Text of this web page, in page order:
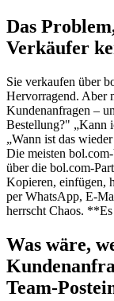
Das
Verkäufer
Sie verkaufen über
Hervorragend. Aber
Kundenanfragen –
Bestellung?" „Kann
„Wann ist das
Die meisten
über die bol.com-
Kopieren, einfügen,
per WhatsApp, E-
herrscht Chaos.
Was wäre,
Team-